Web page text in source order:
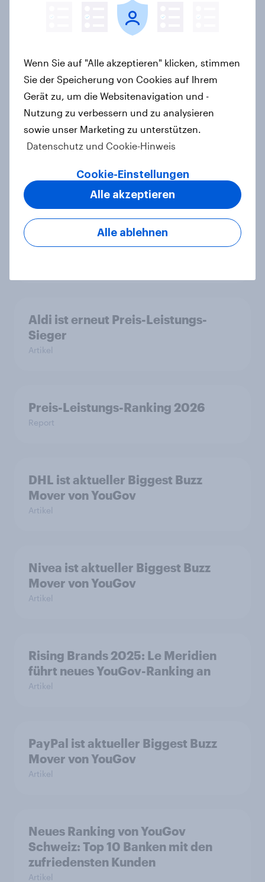
sind aktuelle Biggest Buzz Mover
adidas ist 2025 weltweit beste
deutsche Marke – Image in Saudi-
Arabien und Vereinigten
Arabischen Emiraten am besten
WhatsApp überholt Samsung in
YouGovs Best Brand Rankings 2026
+++ adidas beste deutsche Marke
Aldi ist erneut Preis-Leistungs-
Sieger
Artikel
Preis-Leistungs-Ranking 2026
Report
DHL ist aktueller Biggest Buzz
Mover von YouGov
Artikel
Nivea ist aktueller Biggest Buzz
Mover von YouGov
Artikel
Rising Brands 2025: Le Meridien
führt neues YouGov-Ranking an
Artikel
PayPal ist aktueller Biggest Buzz
Mover von YouGov
Artikel
Neues Ranking von YouGov
Schweiz: Top 10 Banken mit den
zufriedensten Kunden
Artikel
Wenn Sie auf "Alle akzeptieren" klicken, stimmen
Sie der Speicherung von Cookies auf Ihrem
Gerät zu, um die Websitenavigation und -
Nutzung zu verbessern und zu analysieren
sowie unser Marketing zu unterstützen.
Datenschutz und Cookie-Hinweis
Cookie-Einstellungen
Alle ablehnen
Alle akzeptieren